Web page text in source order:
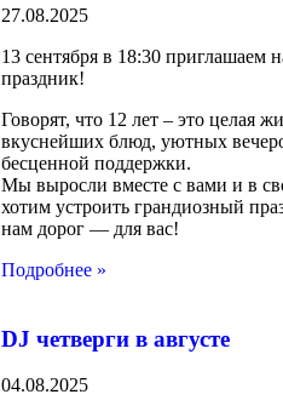
27.08.2025
13 сентября в 18:30 приглашаем
праздник!
Говорят, что 12 лет – это целая
вкуснейших блюд, уютных
бесценной поддержки.
Мы выросли вместе с вами и в
хотим устроить грандиозный
нам дорог — для вас!
Подробнее »
DJ четверги в августе
04.08.2025